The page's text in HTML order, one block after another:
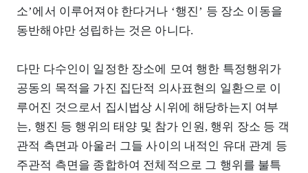
소’에서 이루어져야 한다거나 ‘행진’ 등 장소 이동을
동반해야만 성립하는 것은 아니다.
다만 다수인이 일정한 장소에 모여 행한 특정행위가
공동의 목적을 가진 집단적 의사표현의 일환으로 이
루어진 것으로서 집시법상 시위에 해당하는지 여부
는, 행진 등 행위의 태양 및 참가 인원, 행위 장소 등 객
관적 측면과 아울러 그들 사이의 내적인 유대 관계 등
주관적 측면을 종합하여 전체적으로 그 행위를 불특